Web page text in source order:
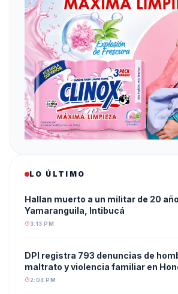
LO ÚLTIMO
Hallan muerto a un militar de 20
Yamaranguila, Intibucá
3:13 PM
DPI registra 793 denuncias de
maltrato y violencia familiar en
2:04 PM